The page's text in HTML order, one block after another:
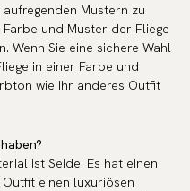
Mustern zu
und Muster der Fliege
Wenn Sie eine sichere Wahl
in einer Farbe und
wie Ihr anderes Outfit
ist Seide. Es hat einen
einen luxuriösen